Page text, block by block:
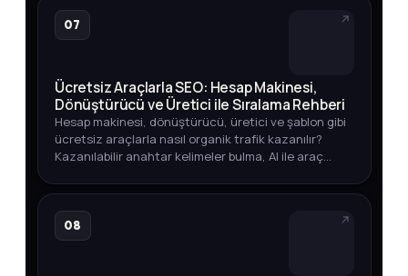
07
Ücretsiz Araçlarla SEO: Hesap Makinesi,
Dönüştürücü ve Üretici ile Sıralama Rehberi
Hesap makinesi, dönüştürücü, üretici ve şablon gibi
ücretsiz araçlarla nasıl organik trafik kazanılır?
Kazanılabilir anahtar kelimeler bulma, AI ile araç
08